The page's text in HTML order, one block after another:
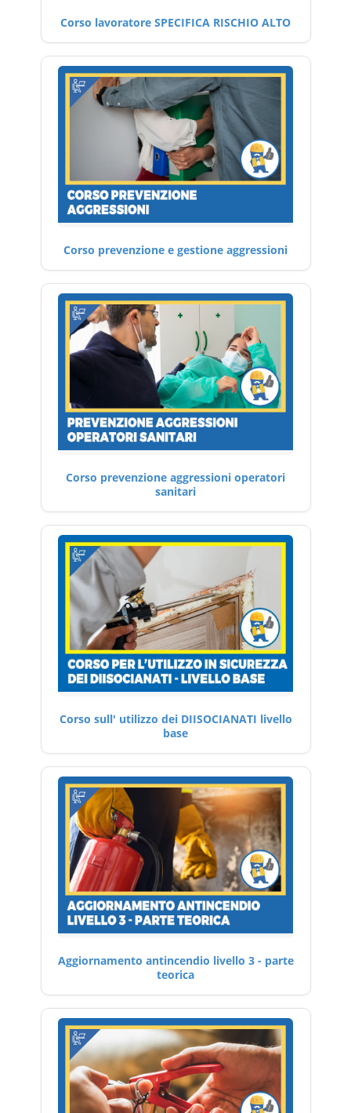
Corso lavoratore SPECIFICA RISCHIO ALTO
Corso prevenzione e gestione aggressioni
Corso prevenzione aggressioni operatori
sanitari
Corso sull' utilizzo dei DIISOCIANATI livello
base
Aggiornamento antincendio livello 3 - parte
teorica